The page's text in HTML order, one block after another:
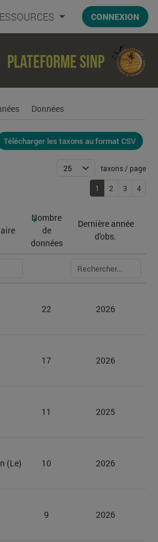
CONNEXION
Plateforme SINP
Données
Télécharger les taxons au format CSV
taxons / page
1 2 3 4
Nombre
de
données
Dernière année
d'obs.
22 2026
17 2026
11 2025
(Le) 10 2026
9 2026